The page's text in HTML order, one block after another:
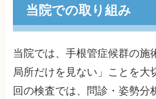
当院での取り組み
当院では、手根管症候群の施
局所だけを見ない」ことを大
回の検査では、問診・姿勢分